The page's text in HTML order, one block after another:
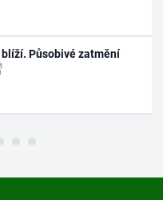
blíží. Působivé zatmění